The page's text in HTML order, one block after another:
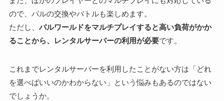
ので、パルの交換やバトルも楽しめます。
ただし、 パルワールドをマルチプレイすると高い負荷がかか
ることから、レンタルサーバーの利用が必要です。
これまでレンタルサーバーを利用したことがない方は「どれ
を選べばいいのかわからない」という悩みもあるのではない
でしょうか。